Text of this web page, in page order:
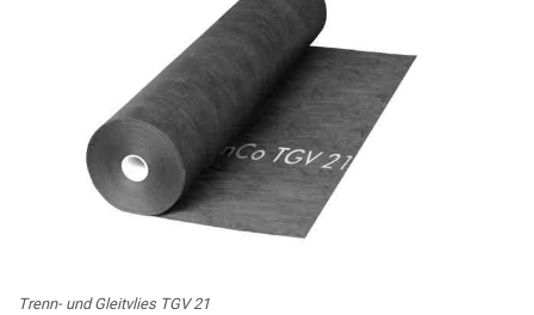
Trenn- und Gleitvlies TGV 21